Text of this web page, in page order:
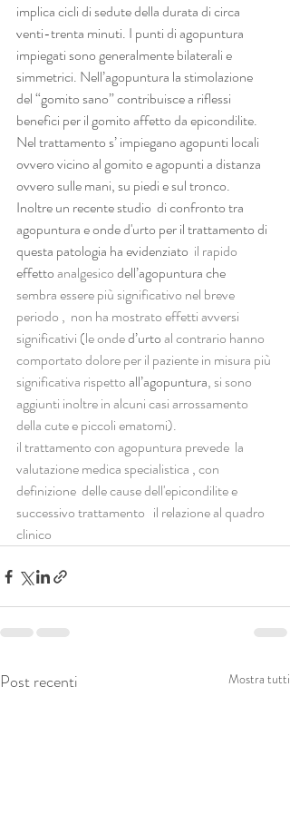
implica cicli di sedute della durata di circa
venti-trenta minuti. I punti di agopuntura
impiegati sono generalmente bilaterali e
simmetrici. Nell’agopuntura la stimolazione
del “gomito sano” contribuisce a riflessi
benefici per il gomito affetto da epicondilite.
Nel trattamento s’ impiegano agopunti locali
ovvero vicino al gomito e agopunti a distanza
ovvero sulle mani, su piedi e sul tronco.
Inoltre un recente studio  di confronto tra
agopuntura e onde d'urto per il trattamento di
questa patologia ha evidenziato il rapido
effetto analgesico dell’agopuntura che
sembra essere più significativo nel breve
periodo ,  non ha mostrato effetti avversi
significativi (le onde d’urto al contrario hanno
comportato dolore per il paziente in misura più
significativa rispetto all’agopuntura, si sono
aggiunti inoltre in alcuni casi arrossamento
della cute e piccoli ematomi).
il trattamento con agopuntura prevede  la
valutazione medica specialistica , con
definizione  delle cause dell'epicondilite e
successivo trattamento   il relazione al quadro
clinico
Post recenti Mostra tutti